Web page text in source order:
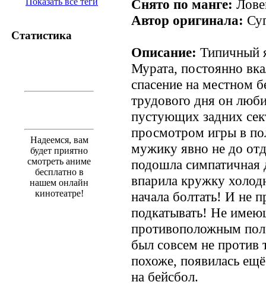
Статистика
Надеемся, вам
будет приятно
смотреть аниме
бесплатно в
нашем онлайн
кинотеатре!
Снято по манге:
Автор оригинала:
Описание: Типичный
Мурата, постоянно
спасение на местном
трудового дня он
пустующих задних
просмотром игры в
мужику явно не до
подошла
впарила кружку
начала болтать! И не
подкатывать! Не
противоположным
был совсем не против
похоже, появилась
на бейсбол.